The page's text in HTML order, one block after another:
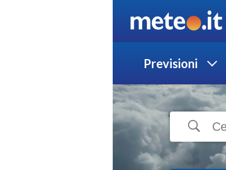
Previsioni